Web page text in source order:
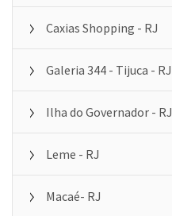
Caxias Shopping - RJ
Galeria 344 - Tijuca - RJ
Ilha do Governador - RJ
Leme - RJ
Macaé- RJ